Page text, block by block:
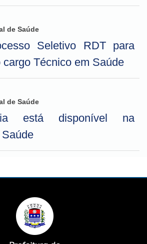
de Saúde
Seletivo RDT para
Técnico em Saúde
de Saúde
está disponível na